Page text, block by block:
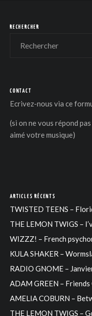
RECHERCHER
CONTACT
Ecrivez-nous via ce
(si on ne vous répond pas
aimé votre musique)
ARTICLES RÉCENTS
TWISTED TEENS –
THE LEMON TWIGS –
WIZZZ! – French
KULA SHAKER –
RADIO GNOME –
ADAM GREEN –
AMELIA COBURN –
THE LEMON TWIGS –